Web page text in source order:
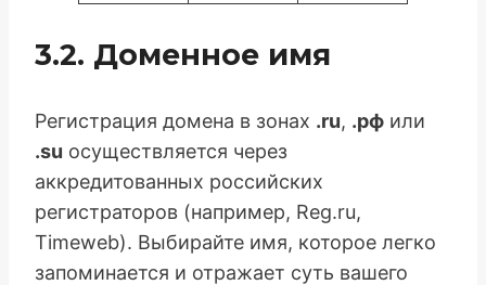
3.2. Доменное имя
Регистрация домена в зонах .ru, .рф или
.su осуществляется через
аккредитованных российских
регистраторов (например, Reg.ru,
Timeweb). Выбирайте имя, которое легко
запоминается и отражает суть вашего